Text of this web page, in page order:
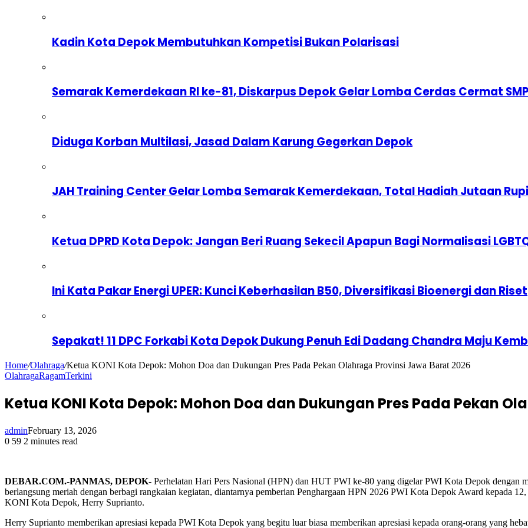
Kadin Kota Depok Membutuhkan Kompetisi Bukan Polarisasi
Semarak Kemerdekaan RI ke-81, Diskarpus Depok Gelar Lomba Cerdas Cermat
Diduga Korban Multilasi, Jasad Dalam Karung Gegerkan Depok
JAH Training Center Gelar Lomba Semarak Kemerdekaan, Total Hadiah Jutaan
Ketua DPRD Kota Depok: Jangan Beri Ruang Sekecil Apapun Bagi Normalisasi
Ini Kata Pakar Energi UPER: Kunci Keberhasilan B50, Diversifikasi Bioenergi dan Riset
Sepakat! 11 DPC Forkabi Kota Depok Dukung Penuh Edi Dadang Chandra Maju
Home/Olahraga/Ketua KONI Kota Depok: Mohon Doa dan Dukungan Pres Pada Pekan Olahraga Provinsi Jawa Barat 2026
OlahragaRagamTerkini
Ketua KONI Kota Depok: Mohon Doa dan Dukungan Pres Pada Pekan
adminFebruary 13, 2026
0 59 2 minutes read
DEBAR.COM.-PANMAS, DEPOK- Perhelatan Hari Pers Nasional (HPN) dan HUT PWI ke-80 yang digelar PWI Kota Depok dengan
berlangsung meriah dengan berbagi rangkaian kegiatan, diantarnya pemberian Penghargaan HPN 2026 PWI Kota Depok Award kepada
KONI Kota Depok, Herry Suprianto.
Herry Suprianto memberikan apresiasi kepada PWI Kota Depok yang begitu luar biasa memberikan apresiasi kepada orang-orang yang